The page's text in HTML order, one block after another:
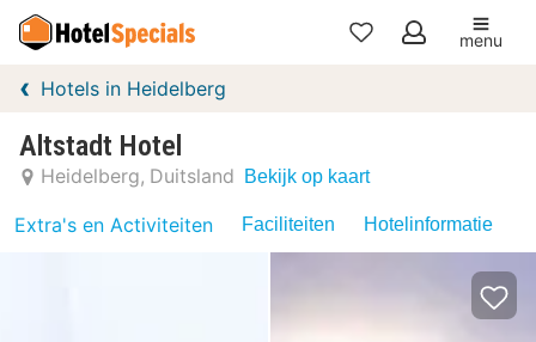
Mijn
menu
Hotels in Heidelberg
Altstadt Hotel
Heidelberg Duitsland Bekijk op kaart
Extra's en Activiteiten Faciliteiten Hotelinformatie